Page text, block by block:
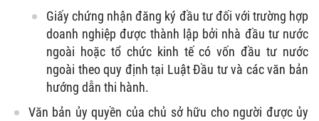
Giấy chứng nhận đăng ký đầu tư đối với trường hợp
doanh nghiệp được thành lập bởi nhà đầu tư nước
ngoài hoặc tổ chức kinh tế có vốn đầu tư nước
ngoài theo quy định tại Luật Đầu tư và các văn bản
hướng dẫn thi hành.
Văn bản ủy quyền của chủ sở hữu cho người được ủy